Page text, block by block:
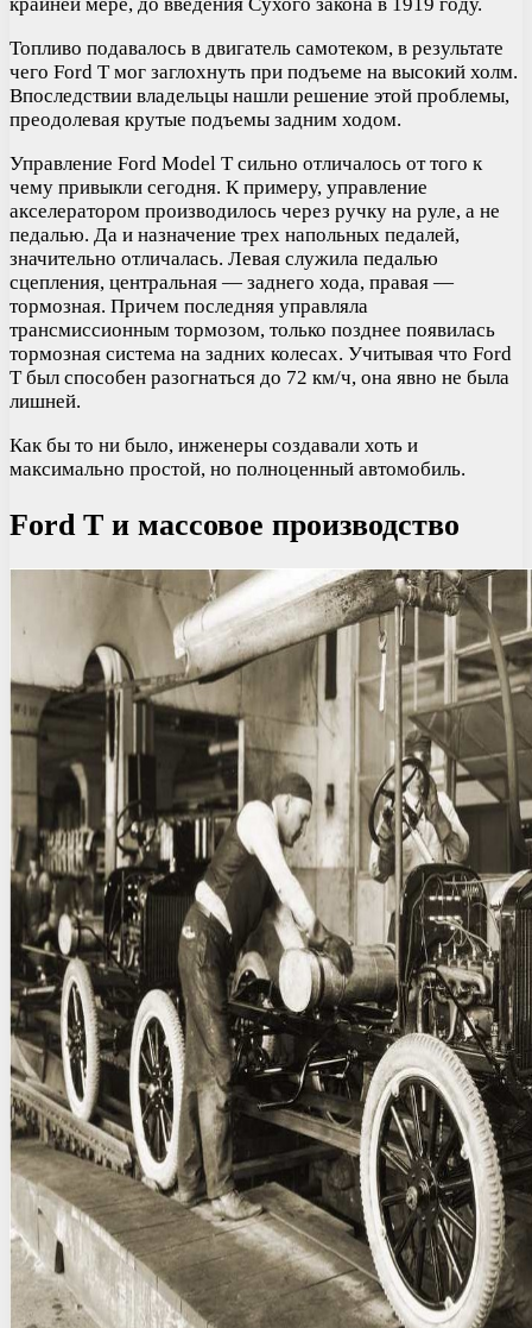
крайней мере, до введения Сухого закона в 1919 году.
Топливо подавалось в двигатель самотеком, в результате
чего Ford T мог заглохнуть при подъеме на высокий холм.
Впоследствии владельцы нашли решение этой проблемы,
преодолевая крутые подъемы задним ходом.
Управление Ford Model T сильно отличалось от того к
чему привыкли сегодня. К примеру, управление
акселератором производилось через ручку на руле, а не
педалью. Да и назначение трех напольных педалей,
значительно отличалась. Левая служила педалью
сцепления, центральная — заднего хода, правая —
тормозная. Причем последняя управляла
трансмиссионным тормозом, только позднее появилась
тормозная система на задних колесах. Учитывая что Ford
T был способен разогнаться до 72 км/ч, она явно не была
лишней.
Как бы то ни было, инженеры создавали хоть и
максимально простой, но полноценный автомобиль.
Ford T и массовое производство